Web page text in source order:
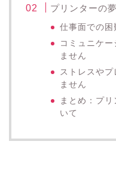
プリンターの
仕事面での困
コミュニケ
ません
ストレスや
ません
まとめ：プ
いて